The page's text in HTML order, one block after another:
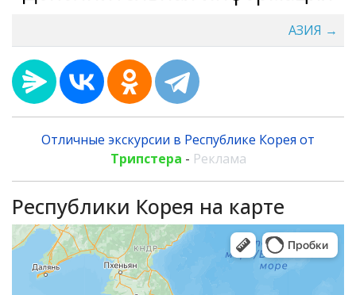
АЗИЯ →
Отличные экскурсии в Республике Корея от
Трипстера - Реклама
Республики Корея на карте